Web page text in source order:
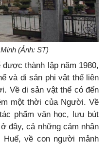
(Ảnh: ST)
thành lập năm 1980,
và di sản phi vật thể liên
Về di sản vật thể có đến
một thời của Người. Về
phẩm văn học, lưu bút
đây, cả những cảm nhận
về con người mảnh